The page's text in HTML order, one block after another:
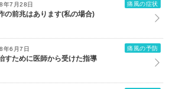
年7月28日 痛風の症状
の前兆はあります(私の場合)
年6月7日 痛風の予防
すために医師から受けた指導